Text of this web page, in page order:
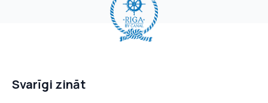
Svarīgi zināt